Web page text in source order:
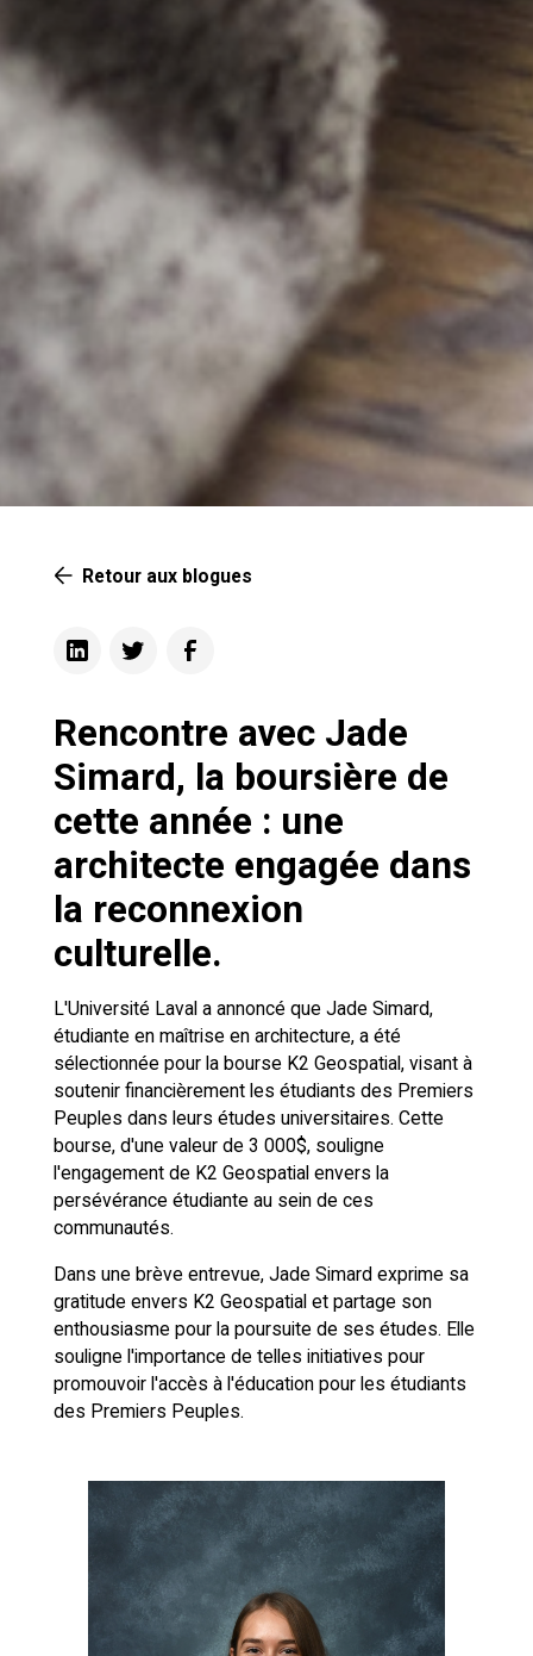
Retour aux blogues
Rencontre avec Jade
Simard, la boursière de
cette année : une
architecte engagée dans
la reconnexion
culturelle.
L'Université Laval a annoncé que Jade Simard,
étudiante en maîtrise en architecture, a été
sélectionnée pour la bourse K2 Geospatial, visant à
soutenir financièrement les étudiants des Premiers
Peuples dans leurs études universitaires. Cette
bourse, d'une valeur de 3 000$, souligne
l'engagement de K2 Geospatial envers la
persévérance étudiante au sein de ces
communautés.
Dans une brève entrevue, Jade Simard exprime sa
gratitude envers K2 Geospatial et partage son
enthousiasme pour la poursuite de ses études. Elle
souligne l'importance de telles initiatives pour
promouvoir l'accès à l'éducation pour les étudiants
des Premiers Peuples.